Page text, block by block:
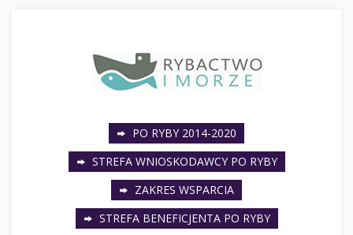
PO RYBY 2014-2020
STREFA WNIOSKODAWCY PO RYBY
ZAKRES WSPARCIA
STREFA BENEFICJENTA PO RYBY